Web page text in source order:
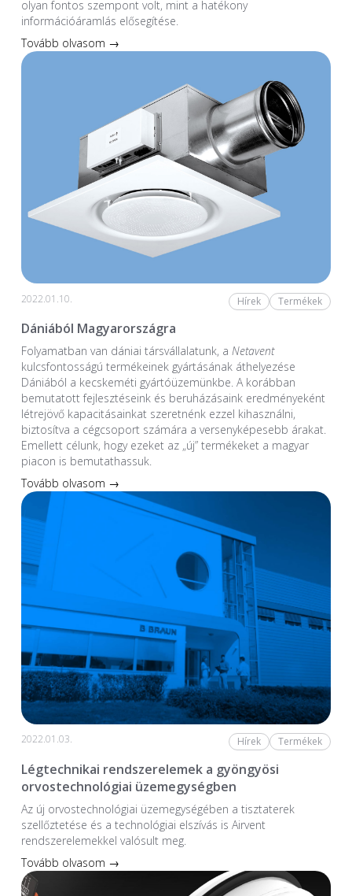
olyan fontos szempont volt, mint a hatékony
információáramlás elősegítése.
Tovább olvasom →
2022.01.10. Hírek Termékek
Dániából Magyarországra
Folyamatban van dániai társvállalatunk, a Netavent
kulcsfontosságú termékeinek gyártásának áthelyezése
Dániából a kecskeméti gyártóüzemünkbe. A korábban
bemutatott fejlesztéseink és beruházásaink eredményeként
létrejövő kapacitásainkat szeretnénk ezzel kihasználni,
biztosítva a cégcsoport számára a versenyképesebb árakat.
Emellett célunk, hogy ezeket az „új” termékeket a magyar
piacon is bemutathassuk.
Tovább olvasom →
2022.01.03. Hírek Termékek
Légtechnikai rendszerelemek a gyöngyösi
orvostechnológiai üzemegységben
Az új orvostechnológiai üzem­egységében a tiszta­terek
szellőztetése és a technológiai elszívás is Airvent
rendszerelemekkel valósult meg.
Tovább olvasom →